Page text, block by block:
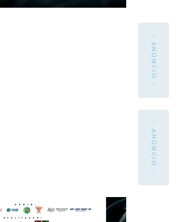
- ANÚNCIO -
- ANÚNCIO -